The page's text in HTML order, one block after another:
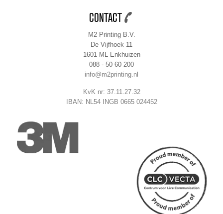
CONTACT
M2 Printing B.V.
De Vijfhoek 11
1601 ML Enkhuizen
088 - 50 60 200
info@m2printing.nl
KvK nr: 37.11.27.32
IBAN: NL54 INGB 0665 024452